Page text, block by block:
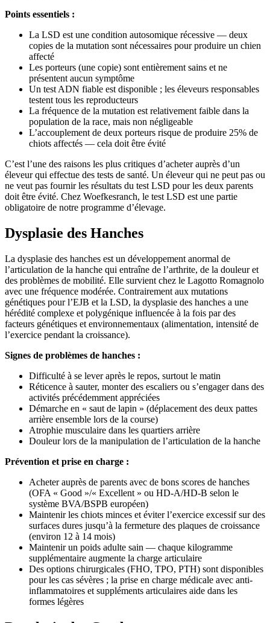
Points essentiels :
La LSD est une condition autosomique récessive — deux
copies de la mutation sont nécessaires pour produire un chien
affecté
Les porteurs (une copie) sont entièrement sains et ne
présentent aucun symptôme
Un test ADN fiable est disponible ; les éleveurs responsables
testent tous les reproducteurs
La fréquence de la mutation est relativement faible dans la
population de la race, mais non négligeable
L’accouplement de deux porteurs risque de produire 25% de
chiots affectés — cela doit être évité
C’est l’une des raisons les plus critiques d’acheter auprès d’un
éleveur qui effectue des tests de santé. Un éleveur qui ne peut pas ou
ne veut pas fournir les résultats du test LSD pour les deux parents
doit être évité. Chez Woefkesranch, le test LSD est une partie
obligatoire de notre programme d’élevage.
Dysplasie des Hanches
La dysplasie des hanches est un développement anormal de
l’articulation de la hanche qui entraîne de l’arthrite, de la douleur et
des problèmes de mobilité. Elle survient chez le Lagotto Romagnolo
avec une fréquence modérée. Contrairement aux mutations
génétiques pour l’EJB et la LSD, la dysplasie des hanches a une
hérédité complexe et polygénique influencée à la fois par des
facteurs génétiques et environnementaux (alimentation, intensité de
l’exercice pendant la croissance).
Signes de problèmes de hanches :
Difficulté à se lever après le repos, surtout le matin
Réticence à sauter, monter des escaliers ou s’engager dans des
activités précédemment appréciées
Démarche en « saut de lapin » (déplacement des deux pattes
arrière ensemble lors de la course)
Atrophie musculaire dans les quartiers arrière
Douleur lors de la manipulation de l’articulation de la hanche
Prévention et prise en charge :
Acheter auprès de parents avec de bons scores de hanches
(OFA « Good »/« Excellent » ou HD-A/HD-B selon le
système BVA/BSPB européen)
Maintenir les chiots minces et éviter l’exercice excessif sur des
surfaces dures jusqu’à la fermeture des plaques de croissance
(environ 12 à 14 mois)
Maintenir un poids adulte sain — chaque kilogramme
supplémentaire augmente la charge articulaire
Des options chirurgicales (FHO, TPO, PTH) sont disponibles
pour les cas sévères ; la prise en charge médicale avec anti-
inflammatoires et suppléments articulaires aide dans les
formes légères